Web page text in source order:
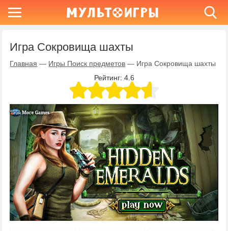
Игра Сокровища шахты
Главная — Игры Поиск предметов — Игра Сокровища шахты
Рейтинг: 4.6